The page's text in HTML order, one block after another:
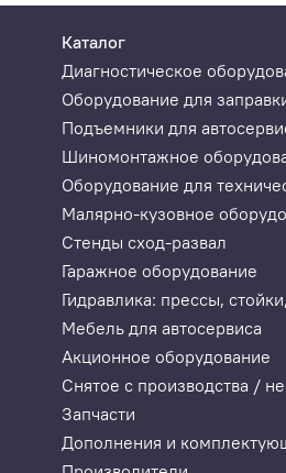
Каталог
Диагностическое
Оборудование для
Подъемники для
Шиномонтажное
Оборудование для
Малярно-кузовное
Стенды сход-развал
Гаражное оборудование
Гидравлика: прессы,
Мебель для автосервиса
Акционное оборудование
Снятое с производства /
Запчасти
Дополнения и